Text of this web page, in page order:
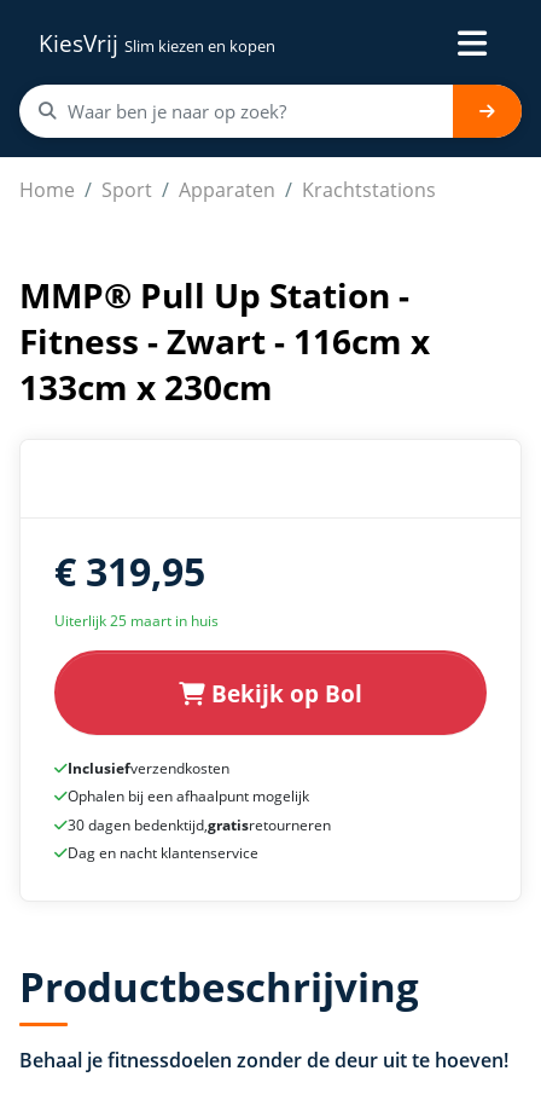
KiesVrij Slim kiezen en kopen
Home Sport Apparaten Krachtstations
MMP® Pull Up Station - Fitness - Zwart - 116cm x
MMP® Pull Up Station -
Fitness - Zwart - 116cm x
133cm x 230cm
€ 319,95
Uiterlijk 25 maart in huis
Bekijk op Bol
Inclusiefverzendkosten
Ophalen bij een afhaalpunt mogelijk
30 dagen bedenktijd,gratisretourneren
Dag en nacht klantenservice
Productbeschrijving
Behaal je fitnessdoelen zonder de deur uit te hoeven!